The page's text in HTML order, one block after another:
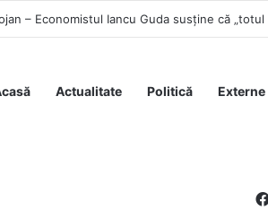
Actualitate Politică Externe